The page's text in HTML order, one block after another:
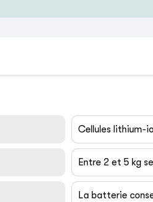
Cellules lithium-
Entre 2 et 5 kg
La batterie